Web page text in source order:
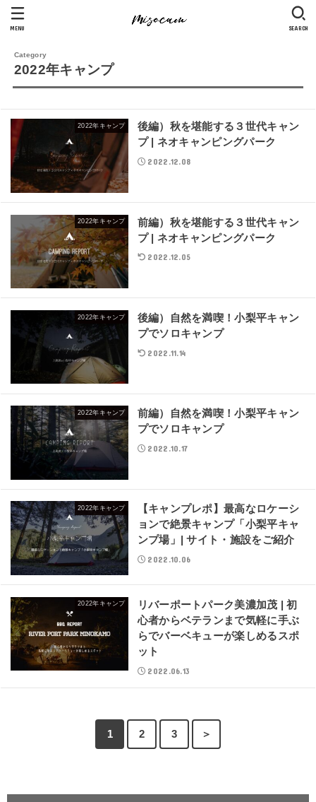
SEARCH
MENU
2022年キャンプ
2022年キャンプ
後編）秋を堪能する３世代キャン
プ | ネオキャンピングパーク
2022.12.08
2022年キャンプ
前編）秋を堪能する３世代キャン
プ | ネオキャンピングパーク
2022.12.05
2022年キャンプ
後編）自然を満喫！小梨平キャン
プでソロキャンプ
2022.11.14
2022年キャンプ
前編）自然を満喫！小梨平キャン
プでソロキャンプ
2022.10.17
2022年キャンプ
【キャンプレポ】最高なロケーシ
ョンで絶景キャンプ「小梨平キャ
ンプ場」| サイト・施設をご紹介
2022.10.06
2022年キャンプ
リバーポートパーク美濃加茂 | 初
心者からベテランまで気軽に手ぶ
らでバーベキューが楽しめるスポ
ット
2022.06.13
1 2 3 ＞